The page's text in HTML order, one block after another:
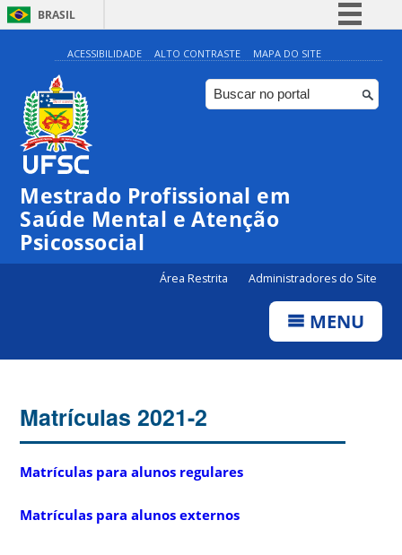
BRASIL
Simplifique!
Comunica BR
Participe
Canais
ACESSIBILIDADE ALTO CONTRASTE MAPA DO SITE
Mestrado Profissional em
Saúde Mental e Atenção
Psicossocial
Área Restrita Administradores do Site
MENU
Matrículas 2021-2
Matrículas para alunos regulares
Matrículas para alunos externos